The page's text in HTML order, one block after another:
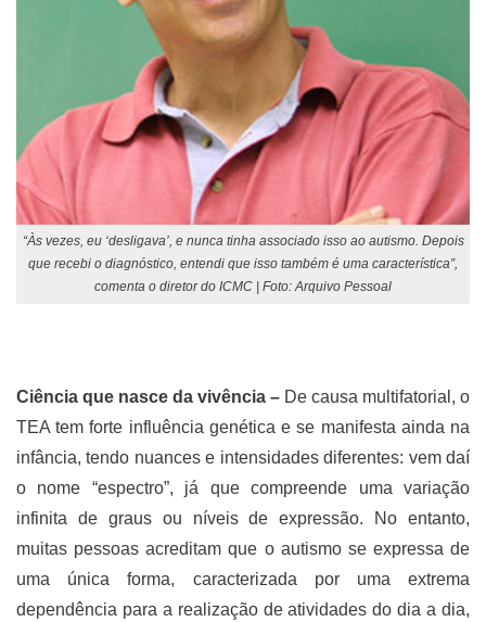
“Às vezes, eu ‘desligava’, e nunca tinha associado isso ao autismo. Depois
que recebi o diagnóstico, entendi que isso também é uma característica”,
comenta o diretor do ICMC | Foto: Arquivo Pessoal
Ciência que nasce da vivência – De causa multifatorial, o
TEA tem forte influência genética e se manifesta ainda na
infância, tendo nuances e intensidades diferentes: vem daí
o nome “espectro”, já que compreende uma variação
infinita de graus ou níveis de expressão. No entanto,
muitas pessoas acreditam que o autismo se expressa de
uma única forma, caracterizada por uma extrema
dependência para a realização de atividades do dia a dia,